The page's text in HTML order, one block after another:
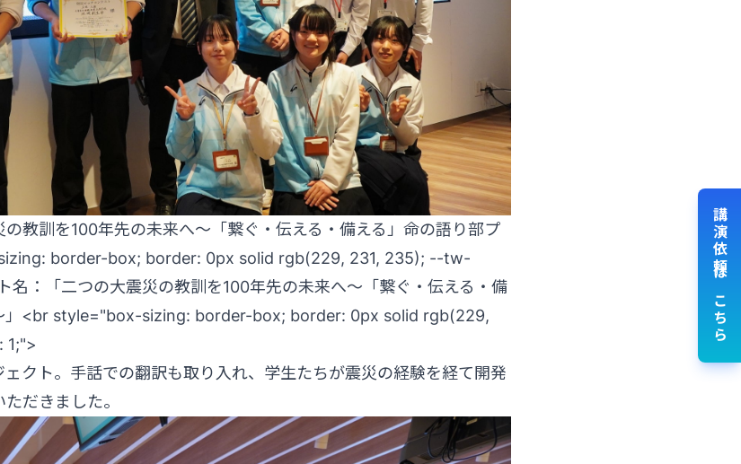
教訓を100年先の未来へ～「繋ぐ・伝える・備える」命の語り部プ
border-box; border: 0px solid rgb(229, 231, 235); --tw-
：「二つの大震災の教訓を100年先の未来へ～「繋ぐ・伝える・備
」<br style="box-sizing: border-box; border: 0px solid rgb(229,
1;">
クト。手話での翻訳も取り入れ、学生たちが震災の経験を経て開発
だきました。
講演依頼はこちら